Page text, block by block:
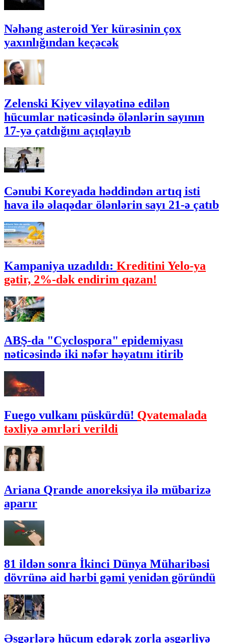
Nəhəng asteroid Yer kürəsinin çox
yaxınlığından keçəcək
Zelenski Kiyev vilayətinə edilən
hücumlar nəticəsində ölənlərin sayının
17-yə çatdığını açıqlayıb
Cənubi Koreyada həddindən artıq isti
hava ilə əlaqədar ölənlərin sayı 21-ə çatıb
Kampaniya uzadıldı: Kreditini Yelo-ya
gətir, 2%-dək endirim qazan!
ABŞ-da "Cyclospora" epidemiyası
nəticəsində iki nəfər həyatını itirib
Fuego vulkanı püskürdü! Qvatemalada
təxliyə əmrləri verildi
Ariana Qrande anoreksiya ilə mübarizə
aparır
81 ildən sonra İkinci Dünya Müharibəsi
dövrünə aid hərbi gəmi yenidən göründü
Əsgərlərə hücum edərək zorla əsgərliyə